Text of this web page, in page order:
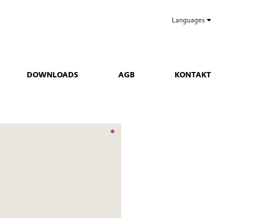
Languages
DOWNLOADS AGB KONTAKT
*